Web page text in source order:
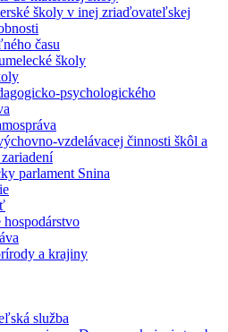
školy v inej zriaďovateľskej
času
školy
psychologického
vzdelávacej činnosti škôl a
parlament Snina
hospodárstvo
a krajiny
služba